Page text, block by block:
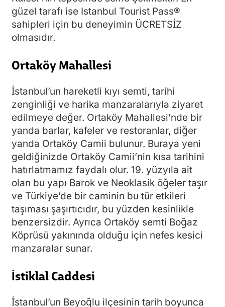
güzel tarafı ise Istanbul Tourist Pass®
sahipleri için bu deneyimin ÜCRETSİZ
olmasıdır.
Ortaköy Mahallesi
İstanbul’un hareketli kıyı semti, tarihi
zenginliği ve harika manzaralarıyla ziyaret
edilmeye değer. Ortaköy Mahallesi’nde bir
yanda barlar, kafeler ve restoranlar, diğer
yanda Ortaköy Camii bulunur. Buraya yeni
geldiğinizde Ortaköy Camii’nin kısa tarihini
hatırlatmamız faydalı olur. 19. yüzyıla ait
olan bu yapı Barok ve Neoklasik öğeler taşır
ve Türkiye’de bir caminin bu tür etkileri
taşıması şaşırtıcıdır, bu yüzden kesinlikle
benzersizdir. Ayrıca Ortaköy semti Boğaz
Köprüsü yakınında olduğu için nefes kesici
manzaralar sunar.
İstiklal Caddesi
İstanbul’un Beyoğlu ilçesinin tarih boyunca